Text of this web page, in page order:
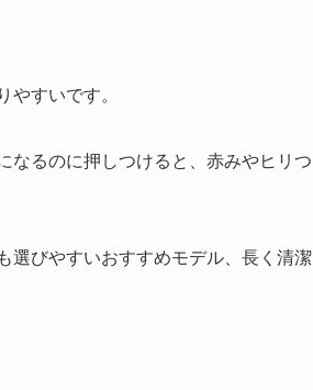
やすいです。
なるのに押しつけると、赤みやヒリつ
選びやすいおすすめモデル、長く清潔